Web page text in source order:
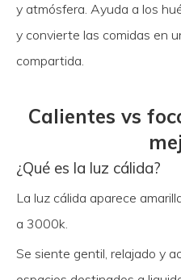
y atmósfera. Ayuda a los
y convierte las comidas en
compartida.
Calientes vs
¿Qué es la luz cálida?
La luz cálida aparece
a 3000k.
Se siente gentil, relajado y